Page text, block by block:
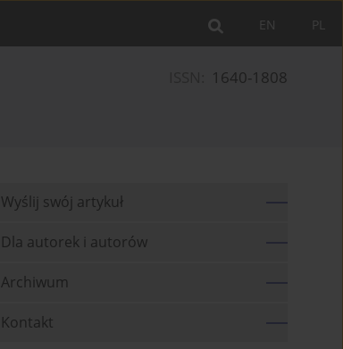
PL
EN
1640-1808
Wyślij swój artykuł
Dla autorek i autorów
Archiwum
Kontakt